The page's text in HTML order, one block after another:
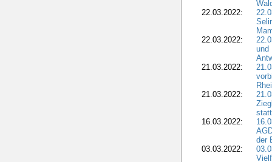
22.03.2022:
22.03.2022:
und
21.03.2022:
21.03.2022:
16.03.2022:
der
03.03.2022: